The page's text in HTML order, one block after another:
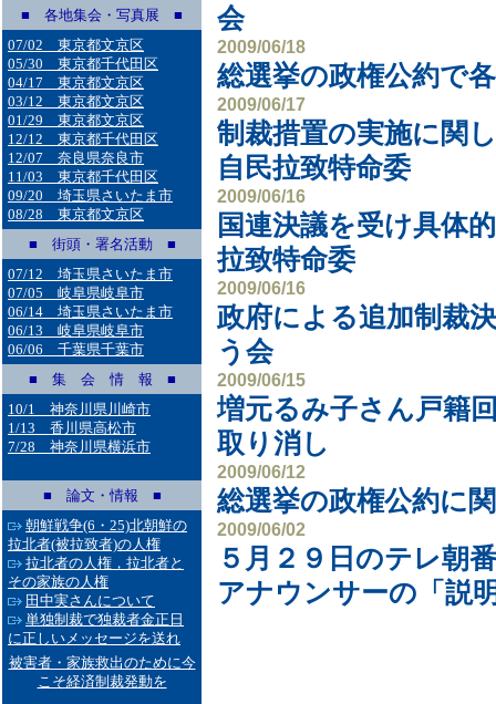
■ 各地集会・写真展 ■
07/02 東京都文京区
05/30 東京都千代田区
04/17 東京都文京区
03/12 東京都文京区
01/29 東京都文京区
12/12 東京都千代田区
12/07 奈良県奈良市
11/03 東京都千代田区
09/20 埼玉県さいたま市
08/28 東京都文京区
■ 街頭・署名活動 ■
07/12 埼玉県さいたま市
07/05 岐阜県岐阜市
06/14 埼玉県さいたま市
06/13 岐阜県岐阜市
06/06 千葉県千葉市
■ 集 会 情 報 ■
10/1 神奈川県川崎市
1/13 香川県高松市
7/28 神奈川県横浜市
■ 論文・情報 ■
朝鮮戦争(6・25)北朝鮮の
拉北者(被拉致者)の人権
拉北者の人権，拉北者と
その家族の人権
田中実さんについて
単独制裁で独裁者金正日
に正しいメッセージを送れ
被害者・家族救出のために今
こそ経済制裁発動を
会
2009/06/18
総選挙の政権公約で
2009/06/17
制裁措置の実施に関
自民拉致特命委
2009/06/16
国連決議を受け具体
拉致特命委
2009/06/16
政府による追加制裁
う会
2009/06/15
増元るみ子さん戸籍
取り消し
2009/06/12
総選挙の政権公約に
2009/06/02
５月２９日のテレ朝
アナウンサーの「説